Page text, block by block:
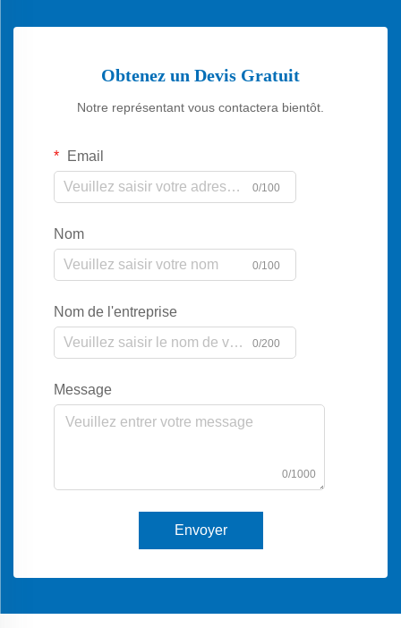
Obtenez un Devis Gratuit
Notre représentant vous contactera bientôt.
Email
0/100
Nom
0/100
Nom de l'entreprise
0/200
Message
0/1000
Envoyer